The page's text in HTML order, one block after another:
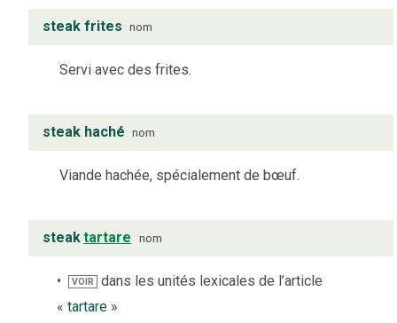
steak frites nom
Servi avec des frites.
steak haché nom
Viande hachée, spécialement de bœuf.
steaktartare nom
VOIR
dans les unités lexicales de l’article
« tartare »